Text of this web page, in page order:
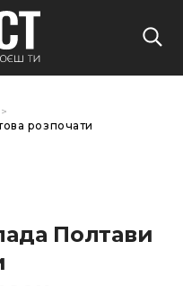
>
розпочати
Полтави